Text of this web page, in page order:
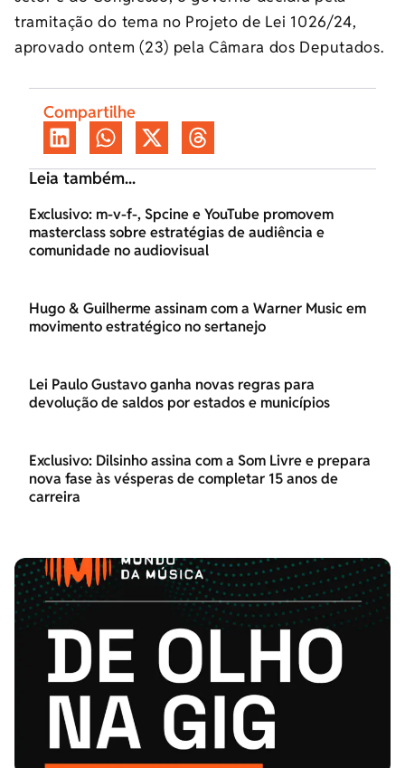
tramitação do tema no Projeto de Lei 1026/24,
aprovado ontem (23) pela Câmara dos Deputados.
Compartilhe
Leia também...
Exclusivo: m-v-f-, Spcine e YouTube promovem
masterclass sobre estratégias de audiência e
comunidade no audiovisual
Hugo & Guilherme assinam com a Warner Music em
movimento estratégico no sertanejo
Lei Paulo Gustavo ganha novas regras para
devolução de saldos por estados e municípios
Exclusivo: Dilsinho assina com a Som Livre e prepara
nova fase às vésperas de completar 15 anos de
carreira